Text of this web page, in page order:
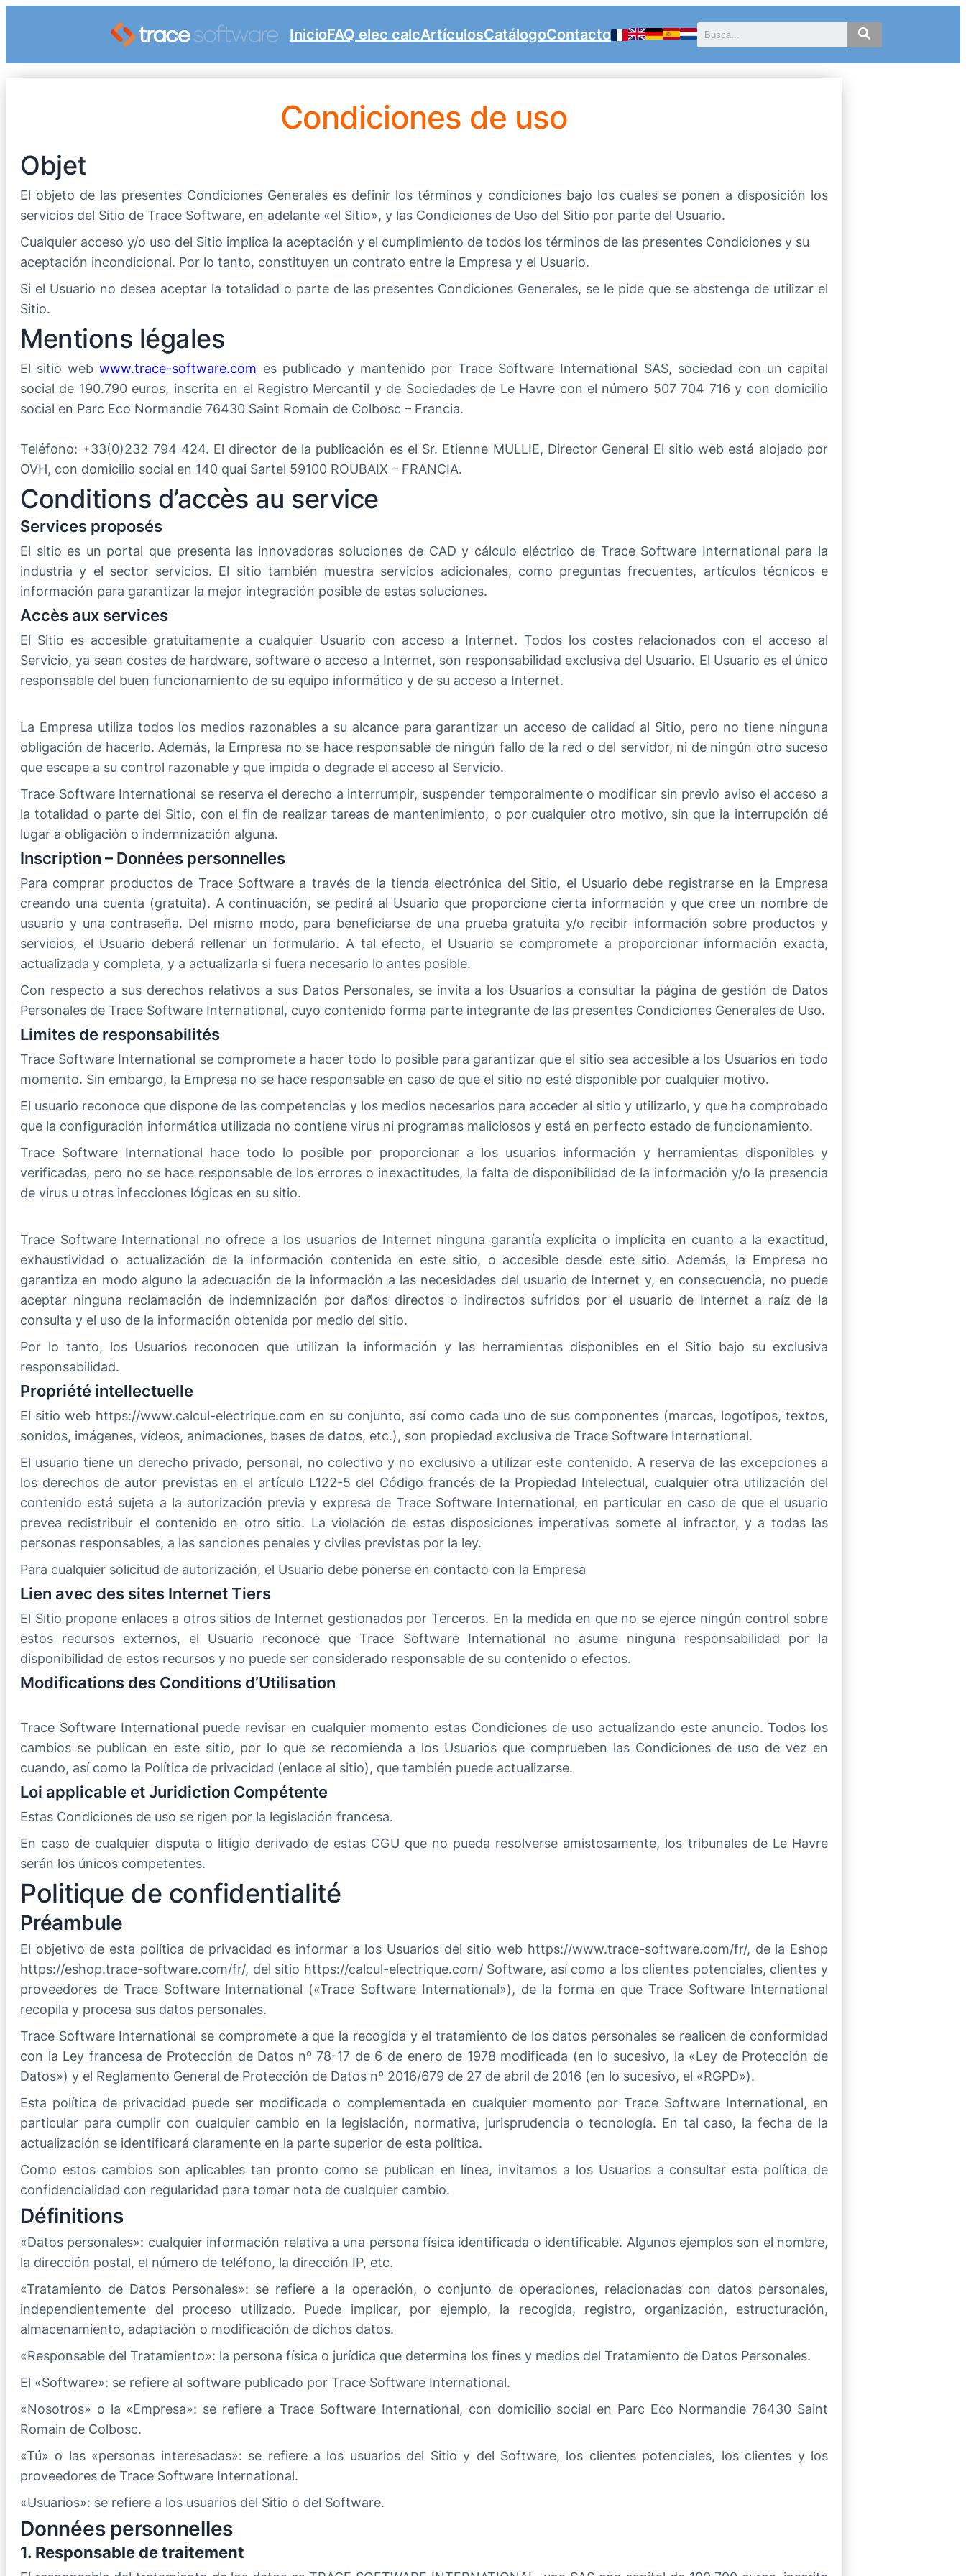
InicioFAQ elec calcArtículosCatálogoContacto
Condiciones de uso
Objet
El objeto de las presentes Condiciones Generales es definir los términos y condiciones bajo los cuales se ponen a disposición los
servicios del Sitio de Trace Software, en adelante «el Sitio», y las Condiciones de Uso del Sitio por parte del Usuario.
Cualquier acceso y/o uso del Sitio implica la aceptación y el cumplimiento de todos los términos de las presentes Condiciones y su
aceptación incondicional. Por lo tanto, constituyen un contrato entre la Empresa y el Usuario.
Si el Usuario no desea aceptar la totalidad o parte de las presentes Condiciones Generales, se le pide que se abstenga de utilizar el
Sitio.
Mentions légales
El sitio webwww.trace-software.com es publicado y mantenido por Trace Software International SAS, sociedad con un capital
social de 190.790 euros, inscrita en el Registro Mercantil y de Sociedades de Le Havre con el número 507 704 716 y con domicilio
social en Parc Eco Normandie 76430 Saint Romain de Colbosc – Francia.
Teléfono: +33(0)232 794 424. El director de la publicación es el Sr. Etienne MULLIE, Director General El sitio web está alojado por
OVH, con domicilio social en 140 quai Sartel 59100 ROUBAIX – FRANCIA.
Conditions d’accès au service
Services proposés
El sitio es un portal que presenta las innovadoras soluciones de CAD y cálculo eléctrico de Trace Software International para la
industria y el sector servicios. El sitio también muestra servicios adicionales, como preguntas frecuentes, artículos técnicos e
información para garantizar la mejor integración posible de estas soluciones.
Accès aux services
El Sitio es accesible gratuitamente a cualquier Usuario con acceso a Internet. Todos los costes relacionados con el acceso al
Servicio, ya sean costes de hardware, software o acceso a Internet, son responsabilidad exclusiva del Usuario. El Usuario es el único
responsable del buen funcionamiento de su equipo informático y de su acceso a Internet.
La Empresa utiliza todos los medios razonables a su alcance para garantizar un acceso de calidad al Sitio, pero no tiene ninguna
obligación de hacerlo. Además, la Empresa no se hace responsable de ningún fallo de la red o del servidor, ni de ningún otro suceso
que escape a su control razonable y que impida o degrade el acceso al Servicio.
Trace Software International se reserva el derecho a interrumpir, suspender temporalmente o modificar sin previo aviso el acceso a
la totalidad o parte del Sitio, con el fin de realizar tareas de mantenimiento, o por cualquier otro motivo, sin que la interrupción dé
lugar a obligación o indemnización alguna.
Inscription – Données personnelles
Para comprar productos de Trace Software a través de la tienda electrónica del Sitio, el Usuario debe registrarse en la Empresa
creando una cuenta (gratuita). A continuación, se pedirá al Usuario que proporcione cierta información y que cree un nombre de
usuario y una contraseña. Del mismo modo, para beneficiarse de una prueba gratuita y/o recibir información sobre productos y
servicios, el Usuario deberá rellenar un formulario. A tal efecto, el Usuario se compromete a proporcionar información exacta,
actualizada y completa, y a actualizarla si fuera necesario lo antes posible.
Con respecto a sus derechos relativos a sus Datos Personales, se invita a los Usuarios a consultar la página de gestión de Datos
Personales de Trace Software International, cuyo contenido forma parte integrante de las presentes Condiciones Generales de Uso.
Limites de responsabilités
Trace Software International se compromete a hacer todo lo posible para garantizar que el sitio sea accesible a los Usuarios en todo
momento. Sin embargo, la Empresa no se hace responsable en caso de que el sitio no esté disponible por cualquier motivo.
El usuario reconoce que dispone de las competencias y los medios necesarios para acceder al sitio y utilizarlo, y que ha comprobado
que la configuración informática utilizada no contiene virus ni programas maliciosos y está en perfecto estado de funcionamiento.
Trace Software International hace todo lo posible por proporcionar a los usuarios información y herramientas disponibles y
verificadas, pero no se hace responsable de los errores o inexactitudes, la falta de disponibilidad de la información y/o la presencia
de virus u otras infecciones lógicas en su sitio.
Trace Software International no ofrece a los usuarios de Internet ninguna garantía explícita o implícita en cuanto a la exactitud,
exhaustividad o actualización de la información contenida en este sitio, o accesible desde este sitio. Además, la Empresa no
garantiza en modo alguno la adecuación de la información a las necesidades del usuario de Internet y, en consecuencia, no puede
aceptar ninguna reclamación de indemnización por daños directos o indirectos sufridos por el usuario de Internet a raíz de la
consulta y el uso de la información obtenida por medio del sitio.
Por lo tanto, los Usuarios reconocen que utilizan la información y las herramientas disponibles en el Sitio bajo su exclusiva
responsabilidad.
Propriété intellectuelle
El sitio web https://www.calcul-electrique.com en su conjunto, así como cada uno de sus componentes (marcas, logotipos, textos,
sonidos, imágenes, vídeos, animaciones, bases de datos, etc.), son propiedad exclusiva de Trace Software International.
El usuario tiene un derecho privado, personal, no colectivo y no exclusivo a utilizar este contenido. A reserva de las excepciones a
los derechos de autor previstas en el artículo L122-5 del Código francés de la Propiedad Intelectual, cualquier otra utilización del
contenido está sujeta a la autorización previa y expresa de Trace Software International, en particular en caso de que el usuario
prevea redistribuir el contenido en otro sitio. La violación de estas disposiciones imperativas somete al infractor, y a todas las
personas responsables, a las sanciones penales y civiles previstas por la ley.
Para cualquier solicitud de autorización, el Usuario debe ponerse en contacto con la Empresa
Lien avec des sites Internet Tiers
El Sitio propone enlaces a otros sitios de Internet gestionados por Terceros. En la medida en que no se ejerce ningún control sobre
estos recursos externos, el Usuario reconoce que Trace Software International no asume ninguna responsabilidad por la
disponibilidad de estos recursos y no puede ser considerado responsable de su contenido o efectos.
Modifications des Conditions d’Utilisation
Trace Software International puede revisar en cualquier momento estas Condiciones de uso actualizando este anuncio. Todos los
cambios se publican en este sitio, por lo que se recomienda a los Usuarios que comprueben las Condiciones de uso de vez en
cuando, así como la Política de privacidad (enlace al sitio), que también puede actualizarse.
Loi applicable et Juridiction Compétente
Estas Condiciones de uso se rigen por la legislación francesa.
En caso de cualquier disputa o litigio derivado de estas CGU que no pueda resolverse amistosamente, los tribunales de Le Havre
serán los únicos competentes.
Politique de confidentialité
Préambule
El objetivo de esta política de privacidad es informar a los Usuarios del sitio web https://www.trace-software.com/fr/, de la Eshop
https://eshop.trace-software.com/fr/, del sitio https://calcul-electrique.com/ Software, así como a los clientes potenciales, clientes y
proveedores de Trace Software International («Trace Software International»), de la forma en que Trace Software International
recopila y procesa sus datos personales.
Trace Software International se compromete a que la recogida y el tratamiento de los datos personales se realicen de conformidad
con la Ley francesa de Protección de Datos nº 78-17 de 6 de enero de 1978 modificada (en lo sucesivo, la «Ley de Protección de
Datos») y el Reglamento General de Protección de Datos nº 2016/679 de 27 de abril de 2016 (en lo sucesivo, el «RGPD»).
Esta política de privacidad puede ser modificada o complementada en cualquier momento por Trace Software International, en
particular para cumplir con cualquier cambio en la legislación, normativa, jurisprudencia o tecnología. En tal caso, la fecha de la
actualización se identificará claramente en la parte superior de esta política.
Como estos cambios son aplicables tan pronto como se publican en línea, invitamos a los Usuarios a consultar esta política de
confidencialidad con regularidad para tomar nota de cualquier cambio.
Définitions
«Datos personales»: cualquier información relativa a una persona física identificada o identificable. Algunos ejemplos son el nombre,
la dirección postal, el número de teléfono, la dirección IP, etc.
«Tratamiento de Datos Personales»: se refiere a la operación, o conjunto de operaciones, relacionadas con datos personales,
independientemente del proceso utilizado. Puede implicar, por ejemplo, la recogida, registro, organización, estructuración,
almacenamiento, adaptación o modificación de dichos datos.
«Responsable del Tratamiento»: la persona física o jurídica que determina los fines y medios del Tratamiento de Datos Personales.
El «Software»: se refiere al software publicado por Trace Software International.
«Nosotros» o la «Empresa»: se refiere a Trace Software International, con domicilio social en Parc Eco Normandie 76430 Saint
Romain de Colbosc.
«Tú» o las «personas interesadas»: se refiere a los usuarios del Sitio y del Software, los clientes potenciales, los clientes y los
proveedores de Trace Software International.
«Usuarios»: se refiere a los usuarios del Sitio o del Software.
Données personnelles
1. Responsable de traitement